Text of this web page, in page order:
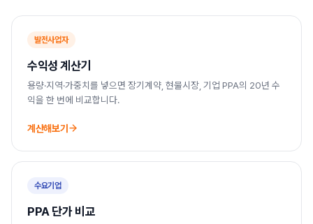
발전사업자
수익성 계산기
용량·지역·가중치를 넣으면 장기계약, 현물시장, 기업 PPA의 20년 수
익을 한 번에 비교합니다.
계산해보기
수요기업
PPA 단가 비교